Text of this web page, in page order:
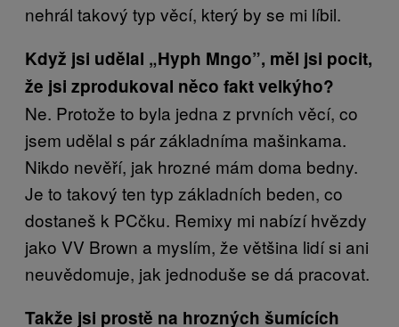
nehrál takový typ věcí, který by se mi líbil.
Když jsi udělal „Hyph Mngo”, měl jsi pocit,
že jsi zprodukoval něco fakt velkýho?
Ne. Protože to byla jedna z prvních věcí, co
jsem udělal s pár základníma mašinkama.
Nikdo nevěří, jak hrozné mám doma bedny.
Je to takový ten typ základních beden, co
dostaneš k PCčku. Remixy mi nabízí hvězdy
jako VV Brown a myslím, že většina lidí si ani
neuvědomuje, jak jednoduše se dá pracovat.
Takže jsi prostě na hrozných šumících